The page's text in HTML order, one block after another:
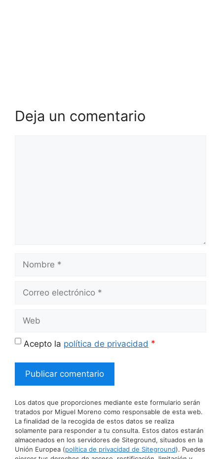
Deja un comentario
electrónico
Acepto la política de privacidad *
Los datos que proporciones mediante este formulario serán
tratados por Miguel Moreno como responsable de esta web.
La finalidad de la recogida de estos datos se realiza
solamente para responder a tu consulta. Estos datos estarán
almacenados en los servidores de Siteground, situados en la
Unión Europea (política de privacidad de Siteground). Puedes